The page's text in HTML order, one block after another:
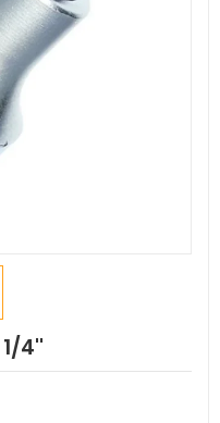
1/4''